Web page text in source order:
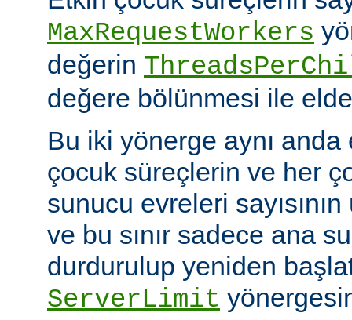
MaxRequestWorkers
değerin
değere bölünmesi ile
Bu iki yönerge aynı
çocuk süreçlerin ve her
sunucu evreleri sayısının
ve bu sınır sadece ana
durdurulup yeniden
ServerLimit